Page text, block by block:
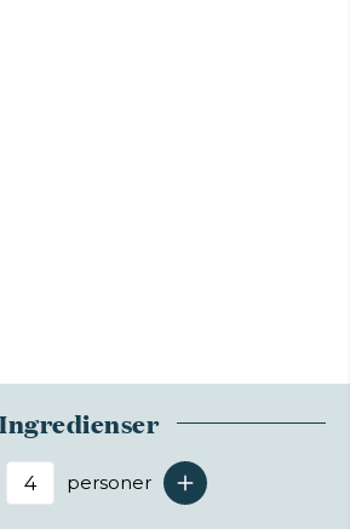
Ingredienser
Antal serveringer
personer